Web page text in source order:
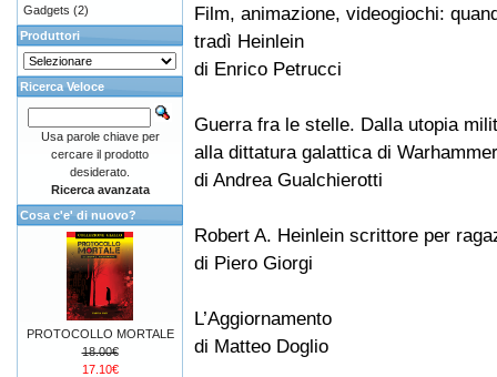
Film, animazione, videogiochi:
tradì Heinlein
di Enrico Petrucci
Guerra fra le stelle. Dalla utopia
alla dittatura galattica di
di Andrea Gualchierotti
Robert A. Heinlein scrittore per
di Piero Giorgi
L’Aggiornamento
di Matteo Doglio
Gadgets (2)
Produttori
Ricerca Veloce
Usa parole chiave per
cercare il prodotto
desiderato.
Ricerca avanzata
Cosa c'e' di nuovo?
PROTOCOLLO MORTALE
18.00€
17.10€